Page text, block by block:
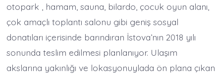
otopark , hamam, sauna, bilardo, çocuk oyun alanı,
çok amaçlı toplantı salonu gibi geniş sosyal
donatıları içerisinde barındıran İstova’nın 2018 yılı
sonunda teslim edilmesi planlanıyor. Ulaşım
akslarına yakınlığı ve lokasyonuylada ön plana çıkan